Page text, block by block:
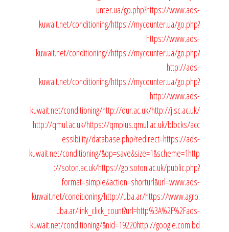
unter.ua/go.php?https://www.ads-
kuwait.net/conditioning/https://mycounter.ua/go.php?
https://www.ads-
kuwait.net/conditioning//https://mycounter.ua/go.php?
http://ads-
kuwait.net/conditioning/https://mycounter.ua/go.php?
http://www.ads-
kuwait.net/conditioning/http://dur.ac.uk/http://jisc.ac.uk/
http://qmul.ac.uk/https://qmplus.qmul.ac.uk/blocks/acc
essibility/database.php?redirect=https://ads-
kuwait.net/conditioning/&op=save&size=1&scheme=1http
://soton.ac.uk/https://go.soton.ac.uk/public.php?
format=simple&action=shorturl&url=www.ads-
kuwait.net/conditioning/http://uba.ar/https://www.agro.
uba.ar/link_click_count?url=http%3A%2F%2Fads-
kuwait.net/conditioning/&nid=19220http://google.com.bd